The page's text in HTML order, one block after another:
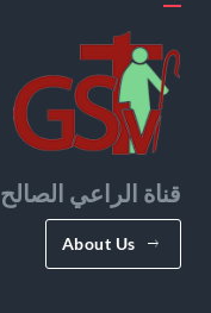
قناة الراعي الصالح
About Us